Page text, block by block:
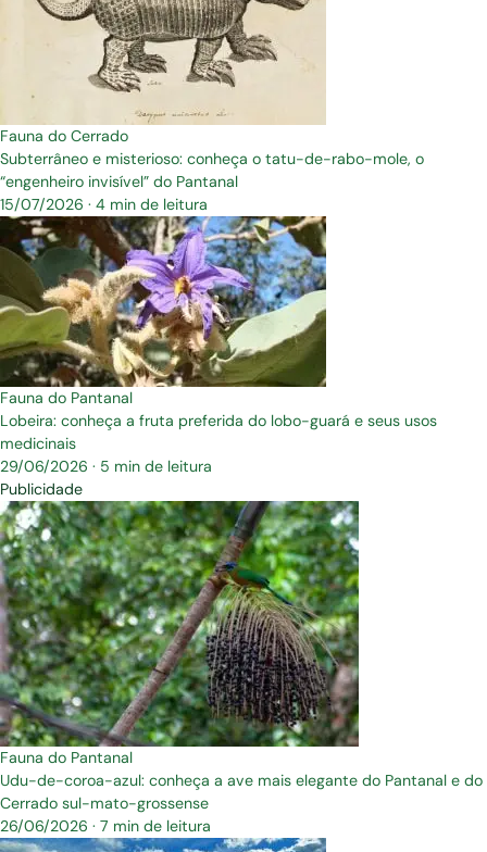
Fauna do Cerrado
Subterrâneo e misterioso: conheça o tatu-de-rabo-mole, o
“engenheiro invisível” do Pantanal
15/07/2026 · 4 min de leitura
Fauna do Pantanal
Lobeira: conheça a fruta preferida do lobo-guará e seus usos
medicinais
29/06/2026 · 5 min de leitura
Publicidade
Fauna do Pantanal
Udu-de-coroa-azul: conheça a ave mais elegante do Pantanal e do
Cerrado sul-mato-grossense
26/06/2026 · 7 min de leitura